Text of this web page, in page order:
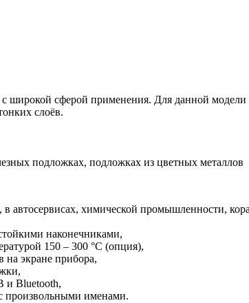
сферой применения. Для данной
слоёв.
подложках, подложках из цветных металлов
химической промышленности,
наконечниками,
150 – 300 °С (опция),
на экране прибора,
и Bluetooth,
произвольными именами.